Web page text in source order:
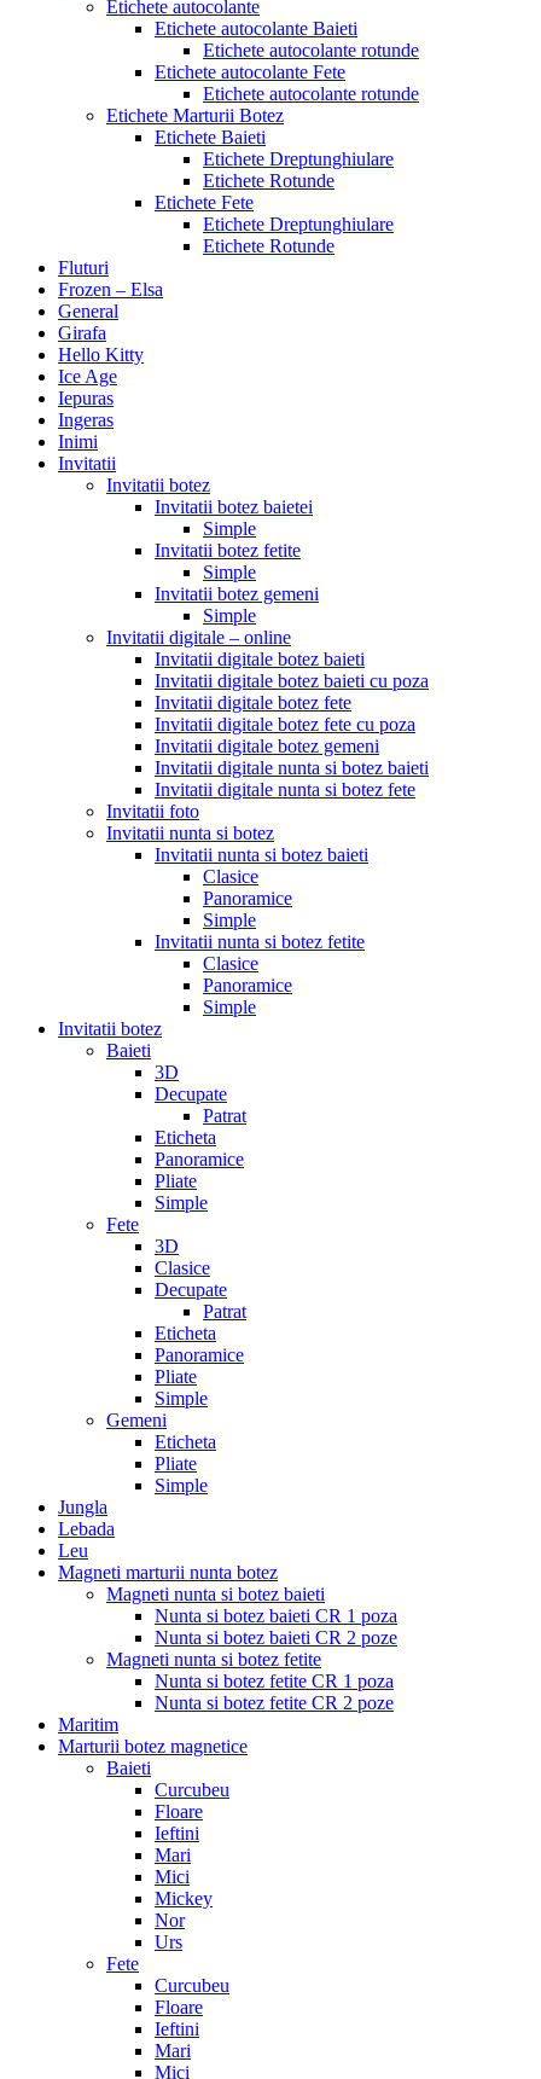
Etichete autocolante
Etichete autocolante Baieti
Etichete autocolante rotunde
Etichete autocolante Fete
Etichete autocolante rotunde
Etichete Marturii Botez
Etichete Baieti
Etichete Dreptunghiulare
Etichete Rotunde
Etichete Fete
Etichete Dreptunghiulare
Etichete Rotunde
Fluturi
Frozen – Elsa
General
Girafa
Hello Kitty
Ice Age
Iepuras
Ingeras
Inimi
Invitatii
Invitatii botez
Invitatii botez baietei
Simple
Invitatii botez fetite
Simple
Invitatii botez gemeni
Simple
Invitatii digitale – online
Invitatii digitale botez baieti
Invitatii digitale botez baieti cu poza
Invitatii digitale botez fete
Invitatii digitale botez fete cu poza
Invitatii digitale botez gemeni
Invitatii digitale nunta si botez baieti
Invitatii digitale nunta si botez fete
Invitatii foto
Invitatii nunta si botez
Invitatii nunta si botez baieti
Clasice
Panoramice
Simple
Invitatii nunta si botez fetite
Clasice
Panoramice
Simple
Invitatii botez
Baieti
3D
Decupate
Patrat
Eticheta
Panoramice
Pliate
Simple
Fete
3D
Clasice
Decupate
Patrat
Eticheta
Panoramice
Pliate
Simple
Gemeni
Eticheta
Pliate
Simple
Jungla
Lebada
Leu
Magneti marturii nunta botez
Magneti nunta si botez baieti
Nunta si botez baieti CR 1 poza
Nunta si botez baieti CR 2 poze
Magneti nunta si botez fetite
Nunta si botez fetite CR 1 poza
Nunta si botez fetite CR 2 poze
Maritim
Marturii botez magnetice
Baieti
Curcubeu
Floare
Ieftini
Mari
Mici
Mickey
Nor
Urs
Fete
Curcubeu
Floare
Ieftini
Mari
Mici